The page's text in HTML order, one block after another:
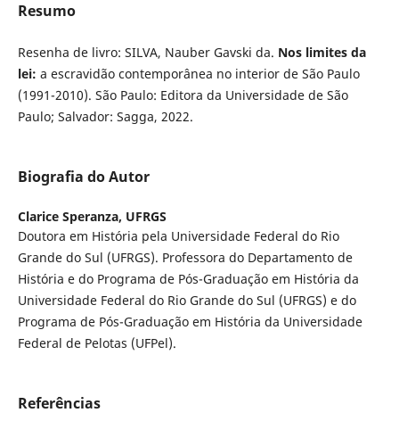
Resumo
Resenha de livro: SILVA, Nauber Gavski da. Nos limites da
lei: a escravidão contemporânea no interior de São Paulo
(1991-2010). São Paulo: Editora da Universidade de São
Paulo; Salvador: Sagga, 2022.
Biografia do Autor
Clarice Speranza, UFRGS
Doutora em História pela Universidade Federal do Rio
Grande do Sul (UFRGS). Professora do Departamento de
História e do Programa de Pós-Graduação em História da
Universidade Federal do Rio Grande do Sul (UFRGS) e do
Programa de Pós-Graduação em História da Universidade
Federal de Pelotas (UFPel).
Referências